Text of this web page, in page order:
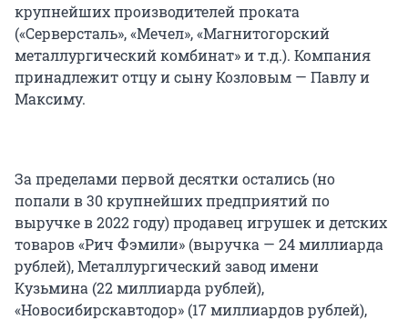
крупнейших производителей проката
(«Серверсталь», «Мечел», «Магнитогорский
металлургический комбинат» и т.д.). Компания
принадлежит отцу и сыну Козловым — Павлу и
Максиму.
За пределами первой десятки остались (но
попали в 30 крупнейших предприятий по
выручке в 2022 году) продавец игрушек и детских
товаров «Рич Фэмили» (выручка — 24 миллиарда
рублей), Металлургический завод имени
Кузьмина (22 миллиарда рублей),
«Новосибирскавтодор» (17 миллиардов рублей),